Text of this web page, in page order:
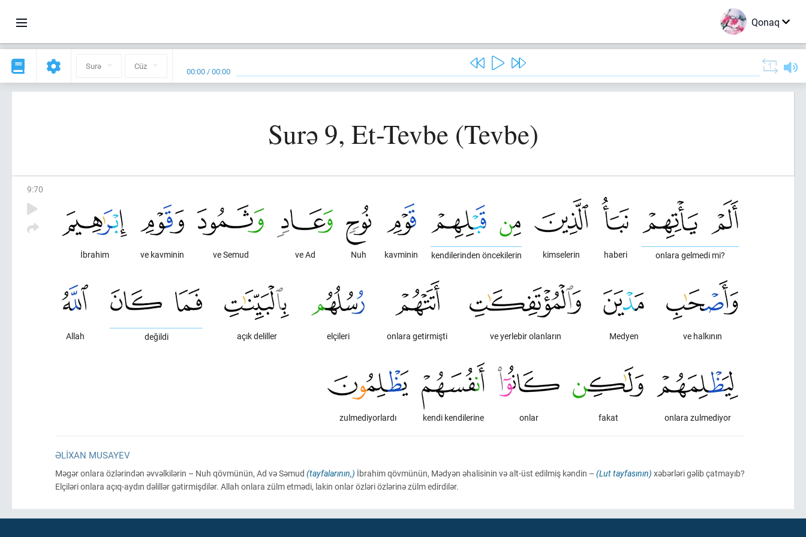
Qonaq
Surə Cüz 00:00 /00:00
Surə 9, Et-Tevbe (Tevbe)
9:70
onlara gelmedi mi?
haberi
kimselerin
kendilerinden öncekilerin
kavminin
Nuh
ve Ad
ve Semud
ve kavminin
İbrahim
ve halkının
Medyen
ve yerlebir olanların
onlara getirmişti
elçileri
açık deliller
değildi
Allah
onlara zulmediyor
fakat
onlar
kendi kendilerine
zulmediyorlardı
ƏLIXAN MUSAYEV
Məgər onlara özlərindən əvvəlkilərin – Nuh qövmünün, Ad və Səmud (tayfalarının,) İbrahim qövmünün, Mədyən əhalisinin və alt-üst edilmiş kəndin – (Lut tayfasının) xəbərləri gəlib çatmayıb?
Elçiləri onlara açıq-aydın dəlillər gətirmişdilər. Allah onlara zülm etmədi, lakin onlar özləri özlərinə zülm edirdilər.